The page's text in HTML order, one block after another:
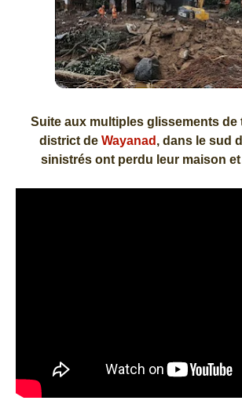
Suite aux multiples glissements de
district de Wayanad , dans le sud
sinistrés ont perdu leur maison